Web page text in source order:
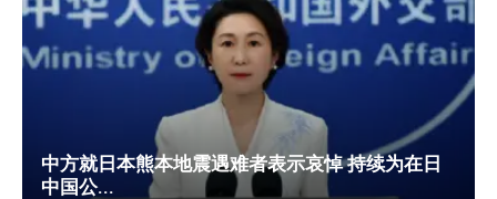
中方就日本熊本地震遇难者表示哀悼 持续为在日
中国公...